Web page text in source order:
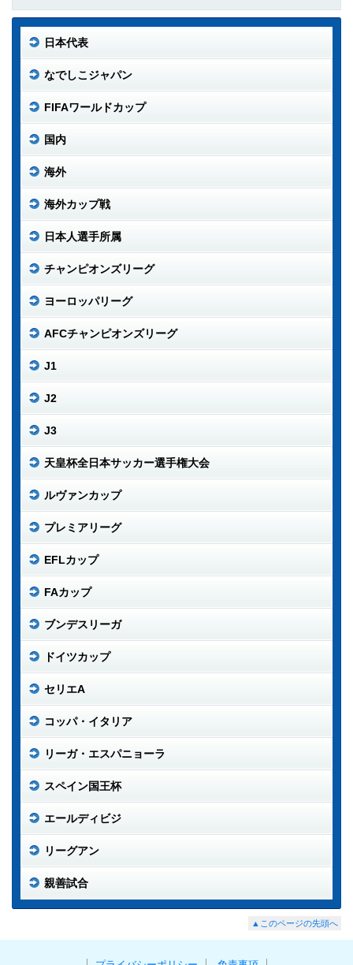
日本代表
なでしこジャパン
FIFAワールドカップ
国内
海外
海外カップ戦
日本人選手所属
チャンピオンズリーグ
ヨーロッパリーグ
AFCチャンピオンズリーグ
J1
J2
J3
天皇杯全日本サッカー選手権大会
ルヴァンカップ
プレミアリーグ
EFLカップ
FAカップ
ブンデスリーガ
ドイツカップ
セリエA
コッパ・イタリア
リーガ・エスパニョーラ
スペイン国王杯
エールディビジ
リーグアン
親善試合
▲このページの先頭へ